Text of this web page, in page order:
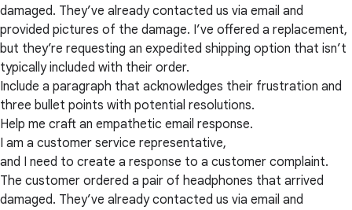
damaged. They’ve already contacted us via email and
provided pictures of the damage. I’ve offered a replacement,
but they’re requesting an expedited shipping option that isn’t
typically included with their order.
Include a paragraph that acknowledges their frustration and
three bullet points with potential resolutions.
Help me craft an empathetic email response.
I am a customer service representative,
and I need to create a response to a customer complaint.
The customer ordered a pair of headphones that arrived
damaged. They’ve already contacted us via email and